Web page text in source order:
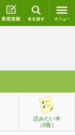
ログイン 新規登録
読みたい本
（0冊）